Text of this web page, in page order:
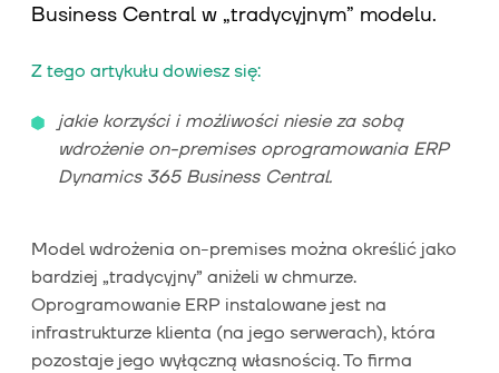
Business Central w „tradycyjnym” modelu.
Z tego artykułu dowiesz się:
jakie korzyści i możliwości niesie za sobą
wdrożenie on-premises oprogramowania ERP
Dynamics 365 Business Central.
Model wdrożenia on-premises można określić jako
bardziej „tradycyjny” aniżeli w chmurze.
Oprogramowanie ERP instalowane jest na
infrastrukturze klienta (na jego serwerach), która
pozostaje jego wyłączną własnością. To firma